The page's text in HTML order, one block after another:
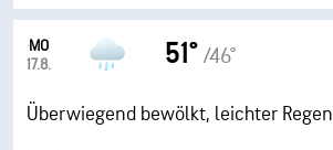
MO
17.8.
51° /46°
Überwiegend bewölkt, leichter Regen